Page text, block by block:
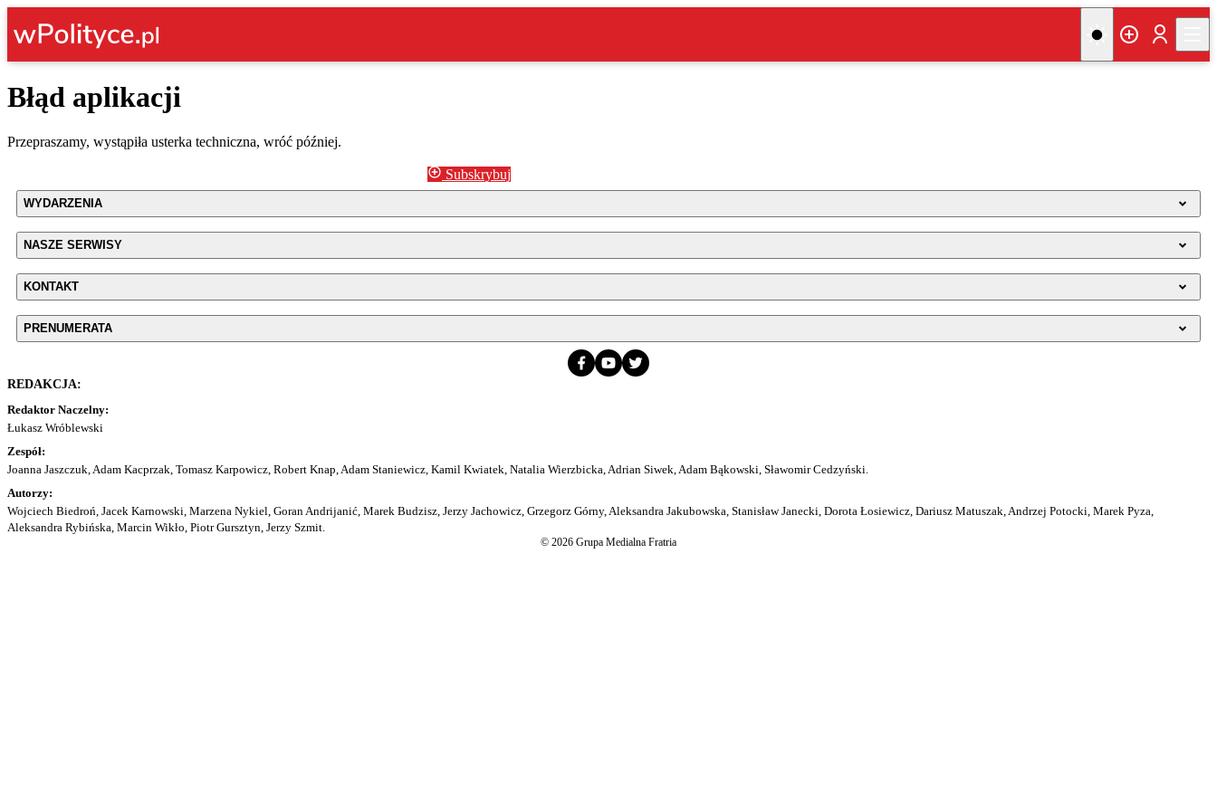
Błąd aplikacji
Przepraszamy, wystąpiła usterka techniczna, wróć później.
Subskrybuj
WYDARZENIA
NASZE SERWISY
KONTAKT
PRENUMERATA
REDAKCJA:
Redaktor Naczelny:
Łukasz Wróblewski
Zespół:
Joanna Jaszczuk, Adam Kacprzak, Tomasz Karpowicz, Robert Knap, Adam Staniewicz, Kamil Kwiatek, Natalia Wierzbicka, Adrian Siwek, Adam Bąkowski, Sławomir Cedzyński.
Autorzy:
Wojciech Biedroń, Jacek Karnowski, Marzena Nykiel, Goran Andrijanić, Marek Budzisz, Jerzy Jachowicz, Grzegorz Górny, Aleksandra Jakubowska, Stanisław Janecki, Dorota Łosiewicz, Dariusz Matuszak, Andrzej Potocki, Marek Pyza,
Aleksandra Rybińska, Marcin Wikło, Piotr Gursztyn, Jerzy Szmit.
© 2026 Grupa Medialna Fratria